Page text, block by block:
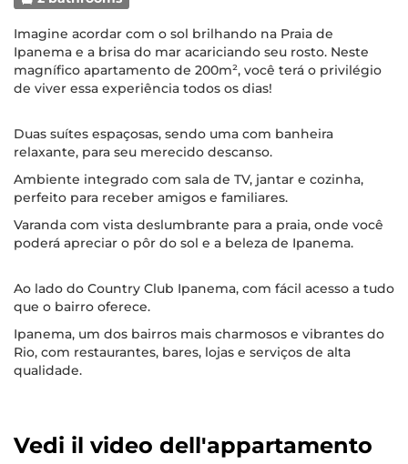
Imagine acordar com o sol brilhando na Praia de
Ipanema e a brisa do mar acariciando seu rosto. Neste
magnífico apartamento de 200m², você terá o privilégio
de viver essa experiência todos os dias!
Duas suítes espaçosas, sendo uma com banheira
relaxante, para seu merecido descanso.
Ambiente integrado com sala de TV, jantar e cozinha,
perfeito para receber amigos e familiares.
Varanda com vista deslumbrante para a praia, onde você
poderá apreciar o pôr do sol e a beleza de Ipanema.
Ao lado do Country Club Ipanema, com fácil acesso a tudo
que o bairro oferece.
Ipanema, um dos bairros mais charmosos e vibrantes do
Rio, com restaurantes, bares, lojas e serviços de alta
qualidade.
Vedi il video dell'appartamento